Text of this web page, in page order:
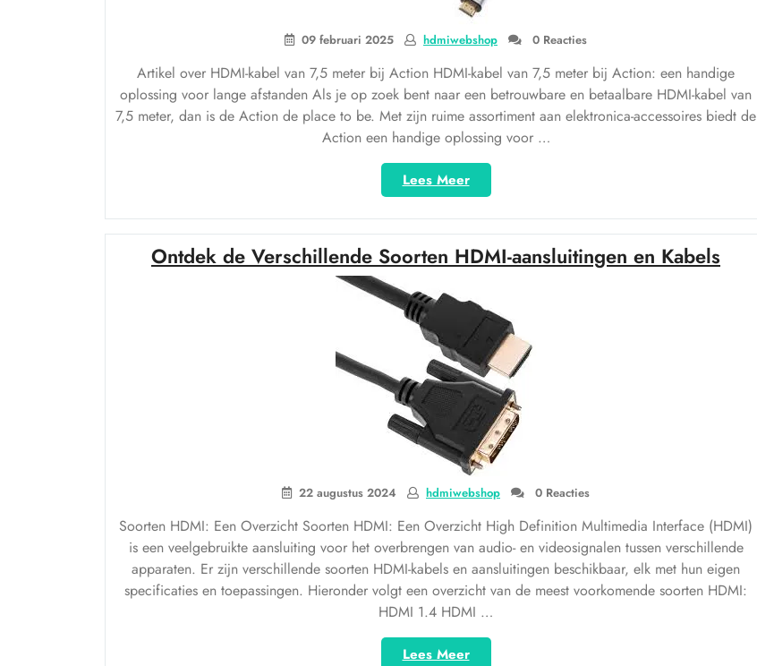
09 februari 2025 hdmiwebshop 0 Reacties
Artikel over HDMI-kabel van 7,5 meter bij Action HDMI-kabel van 7,5 meter bij Action: een handige
oplossing voor lange afstanden Als je op zoek bent naar een betrouwbare en betaalbare HDMI-kabel van
7,5 meter, dan is de Action de place to be. Met zijn ruime assortiment aan elektronica-accessoires biedt de
Action een handige oplossing voor …
Lees Meer“HDMI-
kabel
van
7,5
meter
bij
Action:
betaalbare
connectiviteit
voor
lange
afstanden”
Ontdek de Verschillende Soorten HDMI-aansluitingen en Kabels
22 augustus 2024 hdmiwebshop 0 Reacties
Soorten HDMI: Een Overzicht Soorten HDMI: Een Overzicht High Definition Multimedia Interface (HDMI)
is een veelgebruikte aansluiting voor het overbrengen van audio- en videosignalen tussen verschillende
apparaten. Er zijn verschillende soorten HDMI-kabels en aansluitingen beschikbaar, elk met hun eigen
specificaties en toepassingen. Hieronder volgt een overzicht van de meest voorkomende soorten HDMI:
HDMI 1.4 HDMI …
Lees Meer“Ontdek